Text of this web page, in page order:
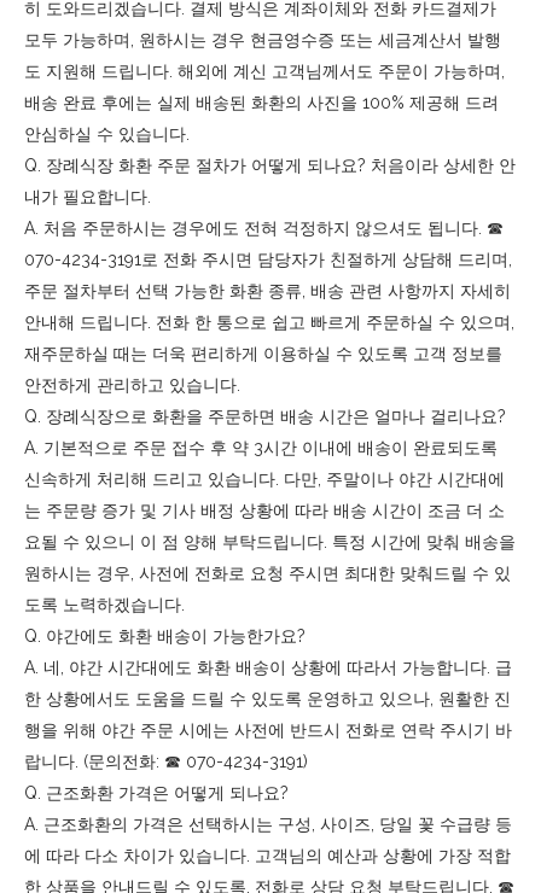
히 도와드리겠습니다. 결제 방식은 계좌이체와 전화 카드결제가
모두 가능하며, 원하시는 경우 현금영수증 또는 세금계산서 발행
도 지원해 드립니다. 해외에 계신 고객님께서도 주문이 가능하며,
배송 완료 후에는 실제 배송된 화환의 사진을 100% 제공해 드려
안심하실 수 있습니다.
Q. 장례식장 화환 주문 절차가 어떻게 되나요? 처음이라 상세한 안
내가 필요합니다.
A. 처음 주문하시는 경우에도 전혀 걱정하지 않으셔도 됩니다. ☎︎
070-4234-3191로 전화 주시면 담당자가 친절하게 상담해 드리며,
주문 절차부터 선택 가능한 화환 종류, 배송 관련 사항까지 자세히
안내해 드립니다. 전화 한 통으로 쉽고 빠르게 주문하실 수 있으며,
재주문하실 때는 더욱 편리하게 이용하실 수 있도록 고객 정보를
안전하게 관리하고 있습니다.
Q. 장례식장으로 화환을 주문하면 배송 시간은 얼마나 걸리나요?
A. 기본적으로 주문 접수 후 약 3시간 이내에 배송이 완료되도록
신속하게 처리해 드리고 있습니다. 다만, 주말이나 야간 시간대에
는 주문량 증가 및 기사 배정 상황에 따라 배송 시간이 조금 더 소
요될 수 있으니 이 점 양해 부탁드립니다. 특정 시간에 맞춰 배송을
원하시는 경우, 사전에 전화로 요청 주시면 최대한 맞춰드릴 수 있
도록 노력하겠습니다.
Q. 야간에도 화환 배송이 가능한가요?
A. 네, 야간 시간대에도 화환 배송이 상황에 따라서 가능합니다. 급
한 상황에서도 도움을 드릴 수 있도록 운영하고 있으나, 원활한 진
행을 위해 야간 주문 시에는 사전에 반드시 전화로 연락 주시기 바
랍니다. (문의전화: ☎︎ 070-4234-3191)
Q. 근조화환 가격은 어떻게 되나요?
A. 근조화환의 가격은 선택하시는 구성, 사이즈, 당일 꽃 수급량 등
에 따라 다소 차이가 있습니다. 고객님의 예산과 상황에 가장 적합
한 상품을 안내드릴 수 있도록, 전화로 상담 요청 부탁드립니다. ☎︎